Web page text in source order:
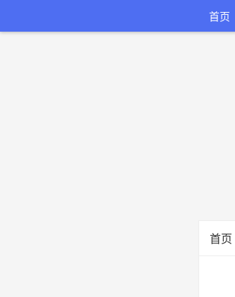
首页
首页